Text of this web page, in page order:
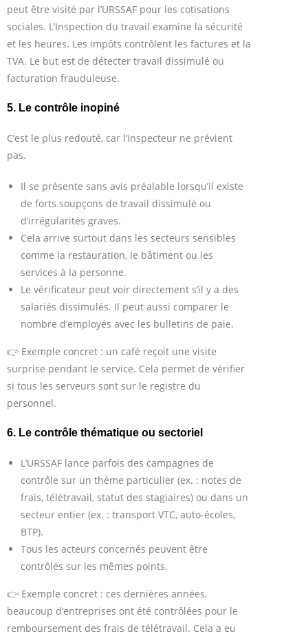
peut être visité par l’URSSAF pour les cotisations
sociales. L’Inspection du travail examine la sécurité
et les heures. Les impôts contrôlent les factures et la
TVA. Le but est de détecter travail dissimulé ou
facturation frauduleuse.
5. Le contrôle inopiné
C’est le plus redouté, car l’inspecteur ne prévient
pas.
Il se présente sans avis préalable lorsqu’il existe
de forts soupçons de travail dissimulé ou
d’irrégularités graves.
Cela arrive surtout dans les secteurs sensibles
comme la restauration, le bâtiment ou les
services à la personne.
Le vérificateur peut voir directement s’il y a des
salariés dissimulés. Il peut aussi comparer le
nombre d’employés avec les bulletins de paie.
👉 Exemple concret : un café reçoit une visite
surprise pendant le service. Cela permet de vérifier
si tous les serveurs sont sur le registre du
personnel.
6. Le contrôle thématique ou sectoriel
L’URSSAF lance parfois des campagnes de
contrôle sur un thème particulier (ex. : notes de
frais, télétravail, statut des stagiaires) ou dans un
secteur entier (ex. : transport VTC, auto-écoles,
BTP).
Tous les acteurs concernés peuvent être
contrôlés sur les mêmes points.
👉 Exemple concret : ces dernières années,
beaucoup d’entreprises ont été contrôlées pour le
remboursement des frais de télétravail. Cela a eu